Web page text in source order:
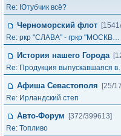
Re: Ютубчик всё?
Черноморский флот
Re: ркр "СЛАВА" - гркр "МОСКВ…
История нашего Города
Re: Продукция выпускавшаяся
Афиша Севастополя
[25/
Re: Ирландский степ
Авто-Форум
[372/399613]
Re: Топливо